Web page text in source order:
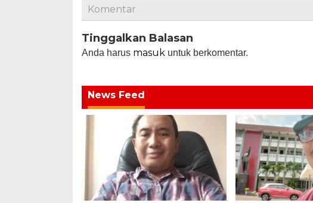
Komentar
Tinggalkan Balasan
Anda harus masuk untuk berkomentar.
News Feed